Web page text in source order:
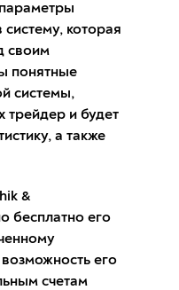
которая
своим
понятные
системы,
трейдер и будет
а также
&
бесплатно его
возможность его
счетам